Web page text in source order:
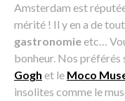
Amsterdam est
mérité ! Il y en a de
gastronomieetc…
bonheur. Nos préférés
Gogh et le Moco
insolites comme le